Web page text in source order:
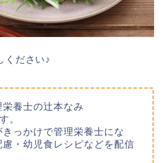
ください♪
養士の辻本なみ
。
っかけで管理栄養士にな
慮・幼児食レシピなどを配信